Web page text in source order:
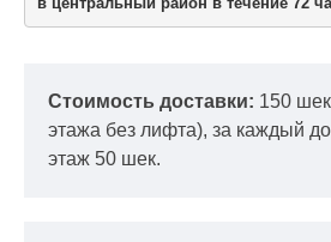
Стоимость доставки: 150
этажа без лифта), за каждый
этаж 50 шек.